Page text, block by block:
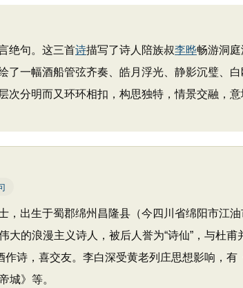
绝句。这三首诗描写了诗人陪族叔李晔畅游洞
了一幅酒船管弦齐奏、皓月浮光、静影沉璧、
分明而又环环相扣，构思独特，情景交融，意
，出生于蜀郡绵州昌隆县（今四川省绵阳市江
的浪漫主义诗人，被后人誉为“诗仙”，与杜
作诗，喜交友。李白深受黄老列庄思想影响，
城》等。